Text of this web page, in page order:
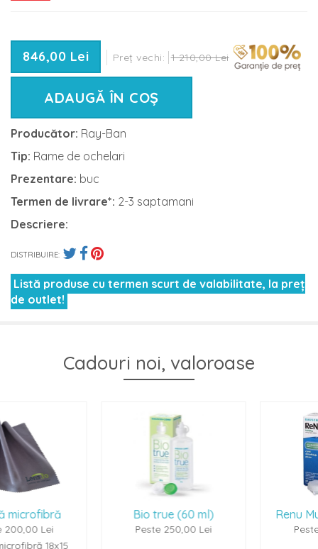
846,00 Lei Preț vechi: 1 210,00 Lei
ADAUGĂ ÎN COȘ
Producător: Ray-Ban
Tip: Rame de ochelari
Prezentare: buc
Termen de livrare*: 2-3 saptamani
Descriere:
DISTRIBUIRE:
Listă produse cu termen scurt de valabilitate, la preț
de outlet!
Cadouri noi, valoroase
Bio true (60 ml)
Peste 250,00 Lei
Renu Multiplus
Peste 250,00 Lei